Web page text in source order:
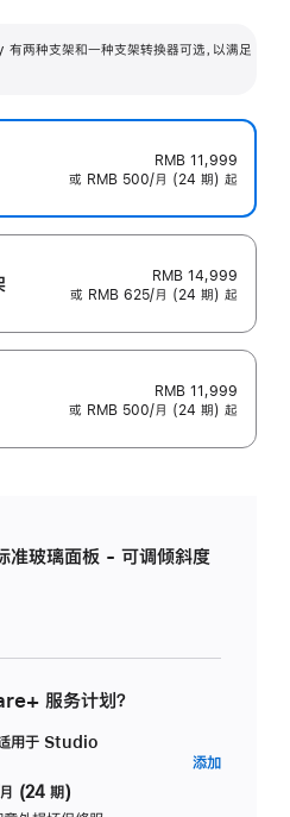
两种支架和一种支架转换器可选，以满足
RMB 11,999
或 RMB 500/月 (24 期) 起
RMB 14,999
或 RMB 625/月 (24 期) 起
RMB 11,999
或 RMB 500/月 (24 期) 起
玻璃面板 - 可调倾斜度
服务计划？
用于 Studio
(24 期)
添加